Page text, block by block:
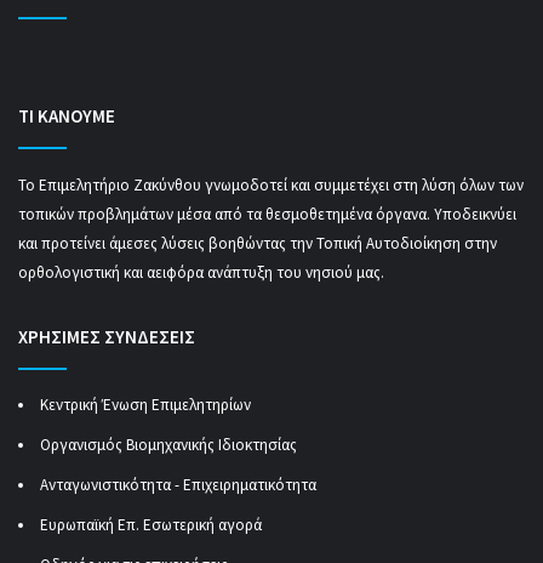
ΤΙ ΚΑΝΟΥΜΕ
Το Επιμελητήριο Ζακύνθου γνωμοδοτεί και συμμετέχει στη λύση όλων των
τοπικών προβλημάτων μέσα από τα θεσμοθετημένα όργανα. Υποδεικνύει
και προτείνει άμεσες λύσεις βοηθώντας την Τοπική Αυτοδιοίκηση στην
ορθολογιστική και αειφόρα ανάπτυξη του νησιού μας.
ΧΡΗΣΙΜΕΣ ΣΥΝΔΕΣΕΙΣ
Κεντρική Ένωση Επιμελητηρίων
Οργανισμός Βιομηχανικής Ιδιοκτησίας
Ανταγωνιστικότητα - Επιχειρηματικότητα
Ευρωπαϊκή Επ. Εσωτερική αγορά